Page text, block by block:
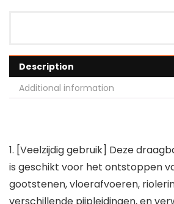
Description
Additional information
1. [Veelzijdig gebruik] Deze
is geschikt voor het ontstoppen
gootstenen, vloerafvoeren,
verschillende pijpleidingen, en